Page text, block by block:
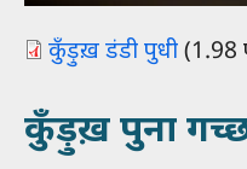
Document
कुँड़ुख़ डंडी पुधी(1.98
कुँड़ुख़ पुना